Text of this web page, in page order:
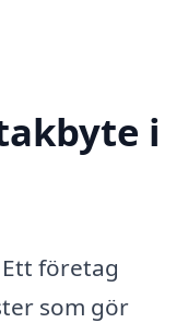
i
företag
som gör